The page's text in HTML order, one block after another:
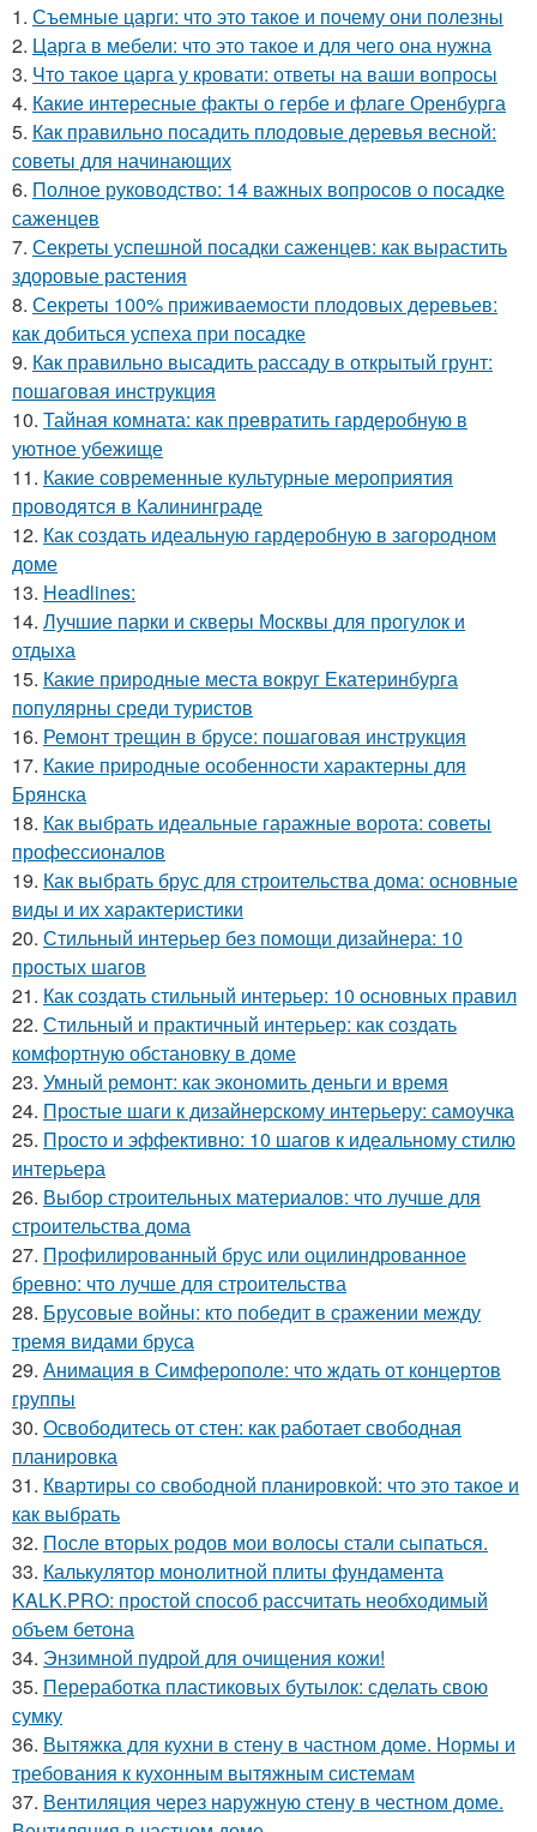
1. Съемные царги: что это такое и почему они полезны
2. Царга в мебели: что это такое и для чего она нужна
3. Что такое царга у кровати: ответы на ваши вопросы
4. Какие интересные факты о гербе и флаге Оренбурга
5. Как правильно посадить плодовые деревья весной:
советы для начинающих
6. Полное руководство: 14 важных вопросов о посадке
саженцев
7. Секреты успешной посадки саженцев: как вырастить
здоровые растения
8. Секреты 100% приживаемости плодовых деревьев:
как добиться успеха при посадке
9. Как правильно высадить рассаду в открытый грунт:
пошаговая инструкция
10. Тайная комната: как превратить гардеробную в
уютное убежище
11. Какие современные культурные мероприятия
проводятся в Калининграде
12. Как создать идеальную гардеробную в загородном
доме
13. Headlines:
14. Лучшие парки и скверы Москвы для прогулок и
отдыха
15. Какие природные места вокруг Екатеринбурга
популярны среди туристов
16. Ремонт трещин в брусе: пошаговая инструкция
17. Какие природные особенности характерны для
Брянска
18. Как выбрать идеальные гаражные ворота: советы
профессионалов
19. Как выбрать брус для строительства дома: основные
виды и их характеристики
20. Стильный интерьер без помощи дизайнера: 10
простых шагов
21. Как создать стильный интерьер: 10 основных правил
22. Стильный и практичный интерьер: как создать
комфортную обстановку в доме
23. Умный ремонт: как экономить деньги и время
24. Простые шаги к дизайнерскому интерьеру: самоучка
25. Просто и эффективно: 10 шагов к идеальному стилю
интерьера
26. Выбор строительных материалов: что лучше для
строительства дома
27. Профилированный брус или оцилиндрованное
бревно: что лучше для строительства
28. Брусовые войны: кто победит в сражении между
тремя видами бруса
29. Анимация в Симферополе: что ждать от концертов
группы
30. Освободитесь от стен: как работает свободная
планировка
31. Квартиры со свободной планировкой: что это такое и
как выбрать
32. После вторых родов мои волосы стали сыпаться.
33. Калькулятор монолитной плиты фундамента
KALK.PRO: простой способ рассчитать необходимый
объем бетона
34. Энзимной пудрой для очищения кожи!
35. Переработка пластиковых бутылок: сделать свою
сумку
36. Вытяжка для кухни в стену в частном доме. Нормы и
требования к кухонным вытяжным системам
37. Вентиляция через наружную стену в честном доме.